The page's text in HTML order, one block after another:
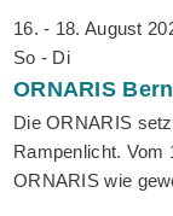
16. - 18. August
So - Di
ORNARIS Bern
Die ORNARIS
Rampenlicht. Vom
ORNARIS wie